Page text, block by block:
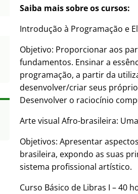
Saiba mais sobre os cursos:
Introdução à Programação e
Objetivo: Proporcionar aos
fundamentos. Ensinar a
programação, a partir da
desenvolver/criar seus
Desenvolver o raciocínio
Arte visual Afro-brasileira:
Objetivos: Apresentar
brasileira, expondo as suas
sistema profissional artístico.
Curso Básico de Libras I – 40